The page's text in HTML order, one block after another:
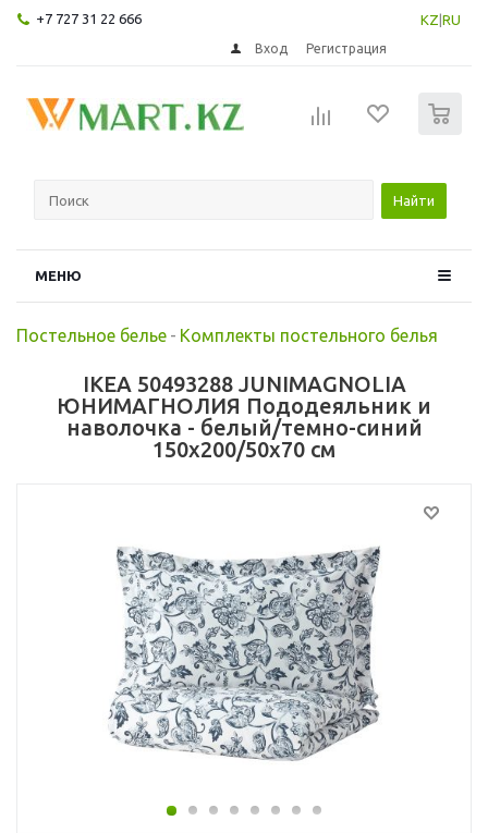
+7 727 31 22 666 KZ RU
Вход Регистрация
Найти
МЕНЮ
Постельное белье - Комплекты постельного белья
IKEA 50493288 JUNIMAGNOLIA
ЮНИМАГНОЛИЯ Пододеяльник и
наволочка - белый/темно-синий
150x200/50x70 см